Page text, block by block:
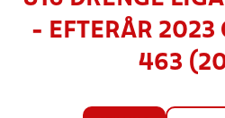
- EFTERÅR 2023
463